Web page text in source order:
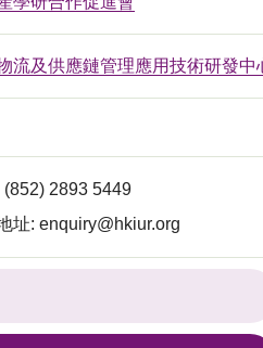
流及供應鏈管理應用技術研發中
(852) 2893 5449
址: enquiry@hkiur.org